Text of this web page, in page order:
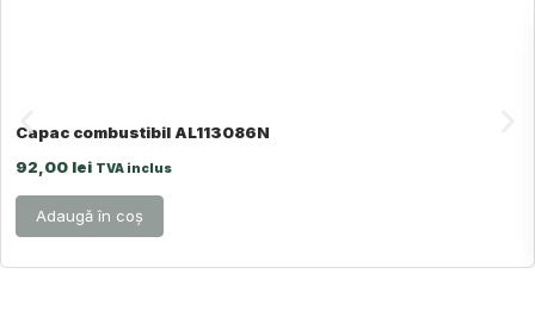
Capac combustibil AL113086N
92,00 lei TVA inclus
Adaugă în coș